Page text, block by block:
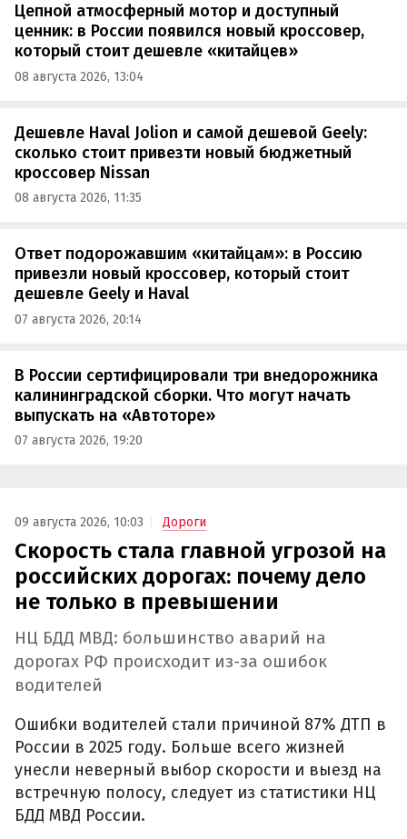
Цепной атмосферный мотор и доступный
ценник: в России появился новый кроссовер,
который стоит дешевле «китайцев»
08 августа 2026, 13:04
Дешевле Haval Jolion и самой дешевой Geely:
сколько стоит привезти новый бюджетный
кроссовер Nissan
08 августа 2026, 11:35
Ответ подорожавшим «китайцам»: в Россию
привезли новый кроссовер, который стоит
дешевле Geely и Haval
07 августа 2026, 20:14
В России сертифицировали три внедорожника
калининградской сборки. Что могут начать
выпускать на «Автоторе»
07 августа 2026, 19:20
09 августа 2026, 10:03 Дороги
Скорость стала главной угрозой на
российских дорогах: почему дело
не только в превышении
НЦ БДД МВД: большинство аварий на
дорогах РФ происходит из-за ошибок
водителей
Ошибки водителей стали причиной 87% ДТП в
России в 2025 году. Больше всего жизней
унесли неверный выбор скорости и выезд на
встречную полосу, следует из статистики НЦ
БДД МВД России.